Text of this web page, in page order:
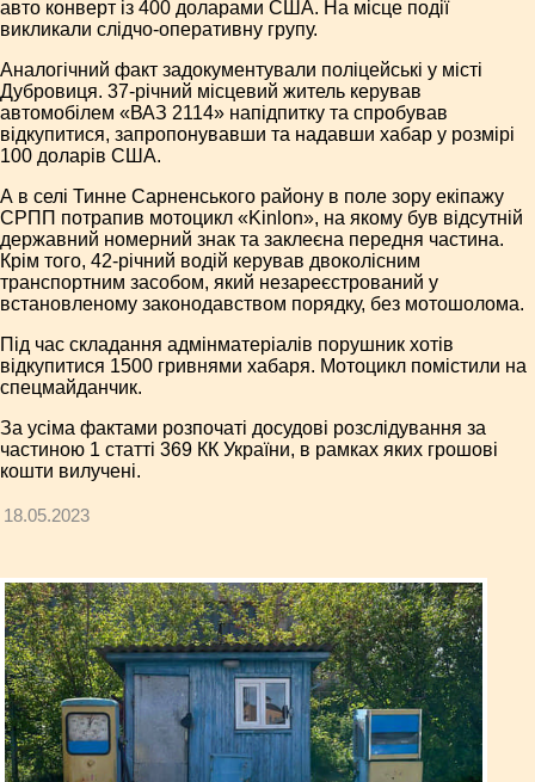
авто конверт із 400 доларами США. На місце події
викликали слідчо-оперативну групу.
Аналогічний факт задокументували поліцейські у місті
Дубровиця. 37-річний місцевий житель керував
автомобілем «ВАЗ 2114» напідпитку та спробував
відкупитися, запропонувавши та надавши хабар у розмірі
100 доларів США.
А в селі Тинне Сарненського району в поле зору екіпажу
СРПП потрапив мотоцикл «Kinlon», на якому був відсутній
державний номерний знак та заклеєна передня частина.
Крім того, 42-річний водій керував двоколісним
транспортним засобом, який незареєстрований у
встановленому законодавством порядку, без мотошолома.
Під час складання адмінматеріалів порушник хотів
відкупитися 1500 гривнями хабаря. Мотоцикл помістили на
спецмайданчик.
За усіма фактами розпочаті досудові розслідування за
частиною 1 статті 369 КК України, в рамках яких грошові
кошти вилучені.
18.05.2023